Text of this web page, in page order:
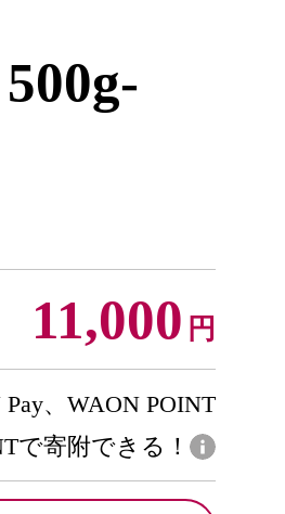
11,000 円
、WAON POINT
で寄附できる！